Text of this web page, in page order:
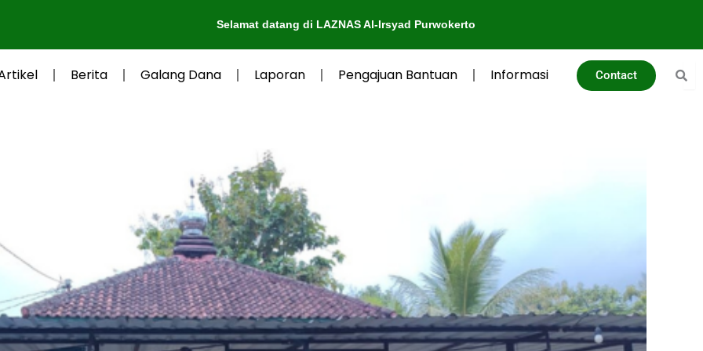
Selamat datang di LAZNAS Al-Irsyad Purwokerto
Berita Galang Dana Laporan Pengajuan Bantuan Informasi Contact